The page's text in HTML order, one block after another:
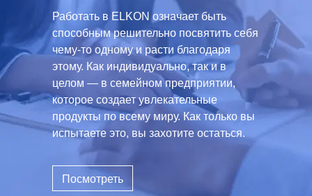
Работать в ELKON означает быть
способным решительно посвятить себя
чему-то одному и расти благодаря
этому. Как индивидуально, так и в
целом — в семейном предприятии,
которое создает увлекательные
продукты по всему миру. Как только вы
испытаете это, вы захотите остаться.
Посмотреть